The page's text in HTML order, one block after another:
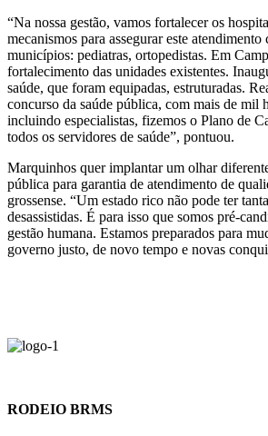
“Na nossa gestão, vamos fortalecer os
mecanismos para assegurar este atendimento
municípios: pediatras, ortopedistas. Em
fortalecimento das unidades existentes.
saúde, que foram equipadas, estruturadas.
concurso da saúde pública, com mais de mil
incluindo especialistas, fizemos o Plano de
todos os servidores de saúde”, pontuou.
Marquinhos quer implantar um olhar
pública para garantia de atendimento de
grossense. “Um estado rico não pode ter
desassistidas. É para isso que somos pré-
gestão humana. Estamos preparados para
governo justo, de novo tempo e novas
RODEIO BRMS